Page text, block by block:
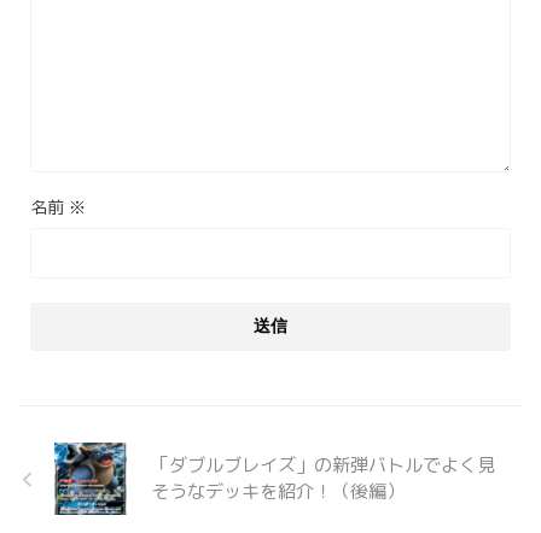
名前 ※
「ダブルブレイズ」の新弾バトルでよく見
そうなデッキを紹介！（後編）